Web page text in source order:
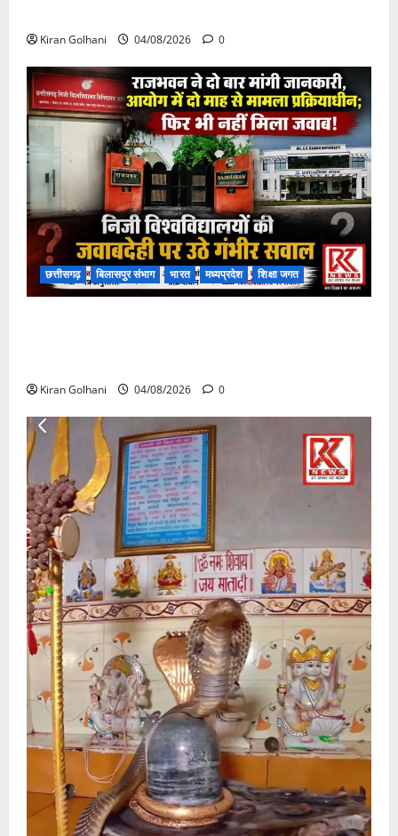
Kiran Golhani 04/08/2026 0
छत्तीसगढ़ बिलासपुर संभाग भारत मध्यप्रदेश शिक्षा जगत
Kiran Golhani 04/08/2026 0